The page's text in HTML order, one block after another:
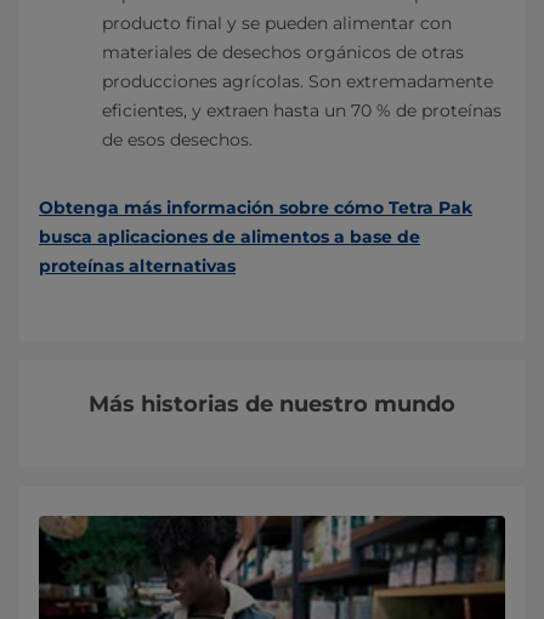
producto final y se pueden alimentar con
materiales de desechos orgánicos de otras
producciones agrícolas. Son extremadamente
eficientes, y extraen hasta un 70 % de proteínas
de esos desechos.
Obtenga más información sobre cómo Tetra Pak
busca aplicaciones de alimentos a base de
proteínas alternativas
Más historias de nuestro mundo